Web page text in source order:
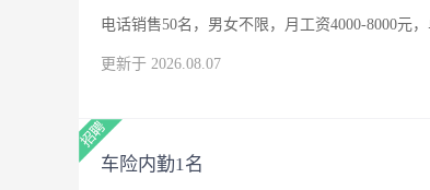
电话销售50名，男女不限，月工资4000-8000元
更新于 2026.08.07
车险内勤1名